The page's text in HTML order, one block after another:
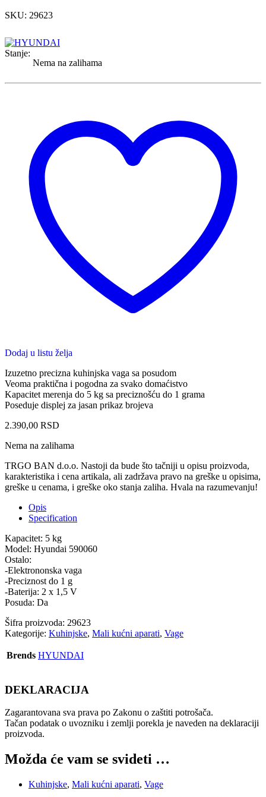
SKU: 29623
Stanje:
Nema na zalihama
Dodaj u listu želja
Izuzetno precizna kuhinjska vaga sa posudom
Veoma praktična i pogodna za svako domaćistvo
Kapacitet merenja do 5 kg sa preciznošću do 1 grama
Poseduje displej za jasan prikaz brojeva
2.390,00 RSD
Nema na zalihama
TRGO BAN d.o.o. Nastoji da bude što tačniji u opisu proizvoda,
karakteristika i cena artikala, ali zadržava pravo na greške u opisima,
greške u cenama, i greške oko stanja zaliha. Hvala na razumevanju!
Opis
Specification
Kapacitet: 5 kg
Model: Hyundai 590060
Ostalo:
-Elektrononska vaga
-Preciznost do 1 g
-Baterija: 2 x 1,5 V
Posuda: Da
Šifra proizvoda: 29623
Kategorije: Kuhinjske, Mali kućni aparati, Vage
Brends HYUNDAI
DEKLARACIJA
Zagarantovana sva prava po Zakonu o zaštiti potrošača.
Tačan podatak o uvozniku i zemlji porekla je naveden na deklaraciji
proizvoda.
Možda će vam se svideti …
Kuhinjske, Mali kućni aparati, Vage